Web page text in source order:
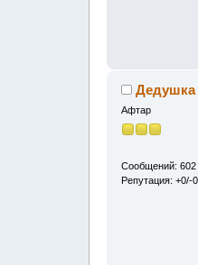
Афтар
Сообщений: 602
Репутация: +0/-0